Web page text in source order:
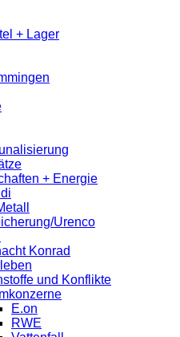
+ Lager
+ Energie
Urenco
Konrad
und Konflikte
E.on
RWE